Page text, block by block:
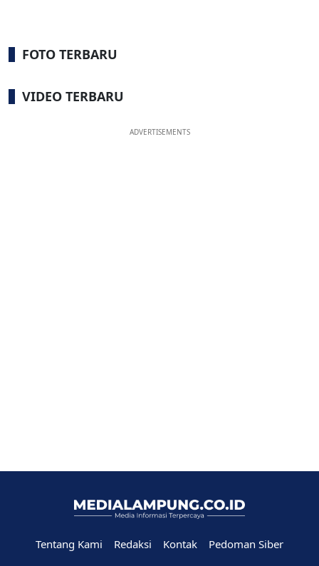
FOTO TERBARU
VIDEO TERBARU
ADVERTISEMENTS
Tentang Kami Redaksi Kontak
Pedoman Siber